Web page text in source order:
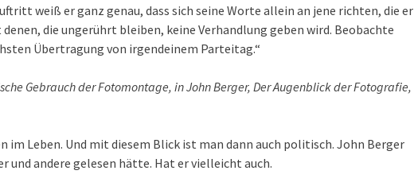
weiß er ganz genau, dass sich seine Worte allein an jene richten, die er
die ungerührt bleiben, keine Verhandlung geben wird. Beobachte
Übertragung von irgendeinem Parteitag.“
Gebrauch der Fotomontage, in John Berger, Der Augenblick der Fotografie,
Leben. Und mit diesem Blick ist man dann auch politisch. John Berger
und andere gelesen hätte. Hat er vielleicht auch.